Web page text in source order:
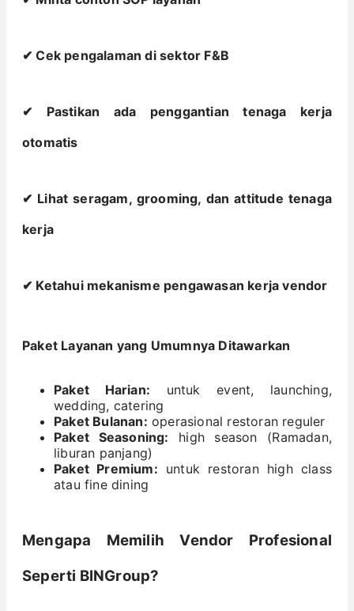
✔ Cek pengalaman di sektor F&B
✔ Pastikan ada penggantian tenaga kerja
otomatis
✔ Lihat seragam, grooming, dan attitude tenaga
kerja
✔ Ketahui mekanisme pengawasan kerja vendor
Paket Layanan yang Umumnya Ditawarkan
Paket Harian: untuk event, launching,
wedding, catering
Paket Bulanan: operasional restoran reguler
Paket Seasoning: high season (Ramadan,
liburan panjang)
Paket Premium: untuk restoran high class
atau fine dining
Mengapa Memilih Vendor Profesional
Seperti BINGroup?